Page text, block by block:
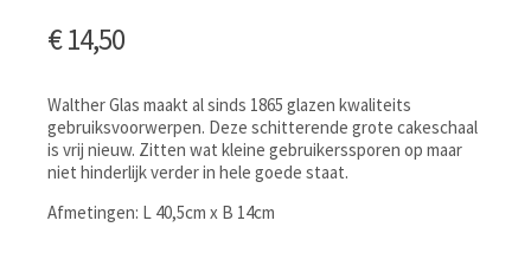
€14,50
Walther Glas maakt al sinds 1865 glazen kwaliteits
gebruiksvoorwerpen. Deze schitterende grote cakeschaal
is vrij nieuw. Zitten wat kleine gebruikerssporen op maar
niet hinderlijk verder in hele goede staat.
Afmetingen: L 40,5cm x B 14cm